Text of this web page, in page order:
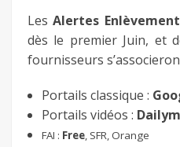
fb
twitter
keeg
LesAlertes
dès le premier Juin, et
fournisseurs
Portails classique :
Portails vidéos :
FAI : Free, SFR, Orange